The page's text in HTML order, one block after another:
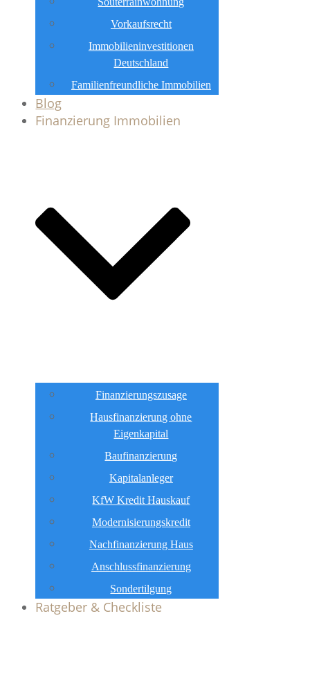
Vorkaufsrecht
Immobilieninvestitionen
Deutschland
Familienfreundliche Immobilien
Blog
Finanzierung Immobilien
Finanzierungszusage
Hausfinanzierung ohne
Eigenkapital
Baufinanzierung
Kapitalanleger
KfW Kredit Hauskauf
Modernisierungskredit
Nachfinanzierung Haus
Anschlussfinanzierung
Sondertilgung
Ratgeber & Checkliste